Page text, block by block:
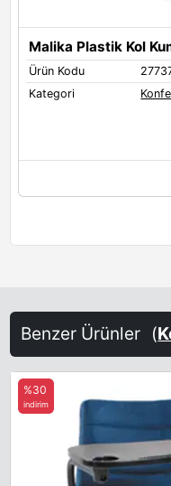
Malika Plastik Kol
Ürün Kodu
Kategori
Benzer Ürünler (
%30
indirim